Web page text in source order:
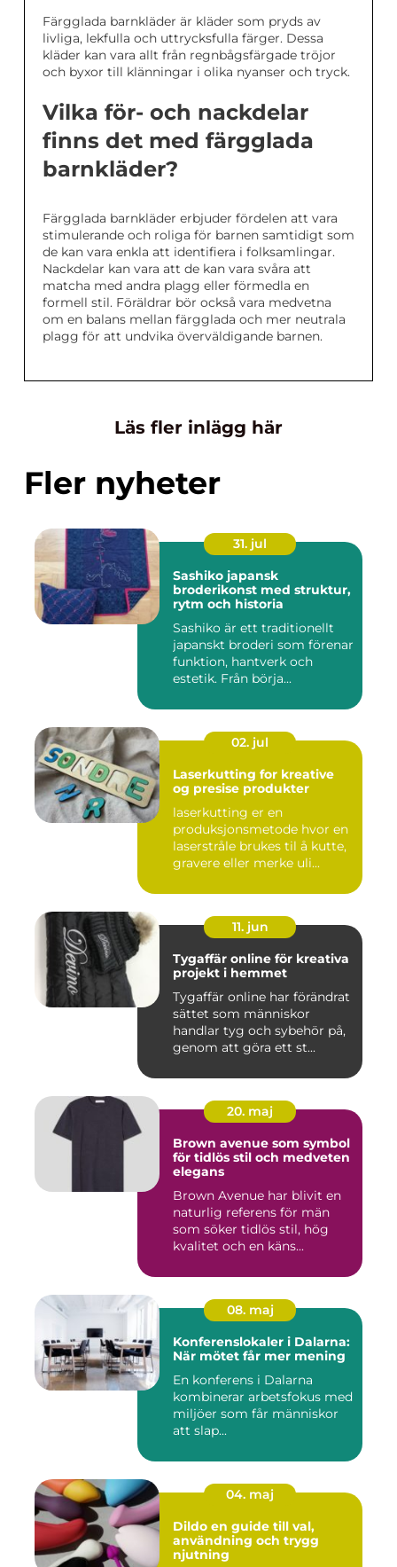
Färgglada barnkläder är kläder som pryds av
livliga, lekfulla och uttrycksfulla färger. Dessa
kläder kan vara allt från regnbågsfärgade tröjor
och byxor till klänningar i olika nyanser och tryck.
Vilka för- och nackdelar
finns det med färgglada
barnkläder?
Färgglada barnkläder erbjuder fördelen att vara
stimulerande och roliga för barnen samtidigt som
de kan vara enkla att identifiera i folksamlingar.
Nackdelar kan vara att de kan vara svåra att
matcha med andra plagg eller förmedla en
formell stil. Föräldrar bör också vara medvetna
om en balans mellan färgglada och mer neutrala
plagg för att undvika överväldigande barnen.
Läs fler inlägg här
Fler nyheter
31. jul
Sashiko japansk
broderikonst med struktur,
rytm och historia
Sashiko är ett traditionellt
japanskt broderi som förenar
funktion, hantverk och
estetik. Från börja...
02. jul
Laserkutting for kreative
og presise produkter
laserkutting er en
produksjonsmetode hvor en
laserstråle brukes til å kutte,
gravere eller merke uli...
11. jun
Tygaffär online för kreativa
projekt i hemmet
Tygaffär online har förändrat
sättet som människor
handlar tyg och sybehör på,
genom att göra ett st...
20. maj
Brown avenue som symbol
för tidlös stil och medveten
elegans
Brown Avenue har blivit en
naturlig referens för män
som söker tidlös stil, hög
kvalitet och en käns...
08. maj
Konferenslokaler i Dalarna:
När mötet får mer mening
En konferens i Dalarna
kombinerar arbetsfokus med
miljöer som får människor
att slap...
04. maj
Dildo en guide till val,
användning och trygg
njutning